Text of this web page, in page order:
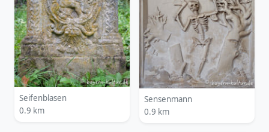
Seifenblasen
0.9 km
Sensenmann
0.9 km